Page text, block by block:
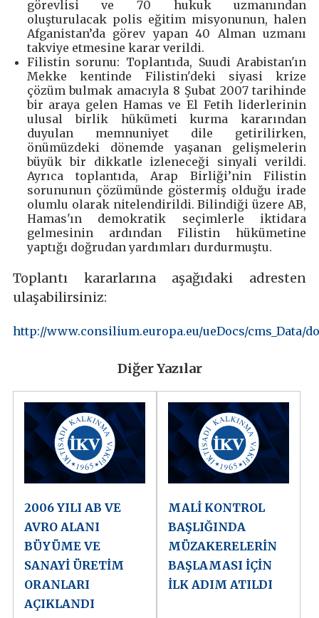
görevlisi ve 70 hukuk uzmanından
oluşturulacak polis eğitim misyonunun, halen
Afganistan’da görev yapan 40 Alman uzmanı
takviye etmesine karar verildi.
Filistin sorunu: Toplantıda, Suudi Arabistan'ın
Mekke kentinde Filistin'deki siyasi krize
çözüm bulmak amacıyla 8 Şubat 2007 tarihinde
bir araya gelen Hamas ve El Fetih liderlerinin
ulusal birlik hükümeti kurma kararından
duyulan memnuniyet dile getirilirken,
önümüzdeki dönemde yaşanan gelişmelerin
büyük bir dikkatle izleneceği sinyali verildi.
Ayrıca toplantıda, Arap Birliği’nin Filistin
sorununun çözümünde göstermiş olduğu irade
olumlu olarak nitelendirildi. Bilindiği üzere AB,
Hamas'ın demokratik seçimlerle iktidara
gelmesinin ardından Filistin hükümetine
yaptığı doğrudan yardımları durdurmuştu.
Toplantı kararlarına aşağıdaki adresten
ulaşabilirsiniz:
http://www.consilium.europa.eu/ueDocs/cms_Data/
Diğer Yazılar
2006 YILI AB VE
AVRO ALANI
BÜYÜME VE
SANAYİ ÜRETİM
ORANLARI
AÇIKLANDI
MALİ KONTROL
BAŞLIĞINDA
MÜZAKERELERİN
BAŞLAMASI İÇİN
İLK ADIM ATILDI